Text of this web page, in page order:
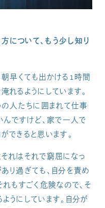
ついて、もう少し知り
早くても出かける1時間
れるようにしています。
の人たちに囲まれて仕事
んですけど、家で一人で
できると思います。
れはそれで窮屈になっ
り過ぎても、自分を責め
れもすごく危険なので、そ
うにしています。自分が